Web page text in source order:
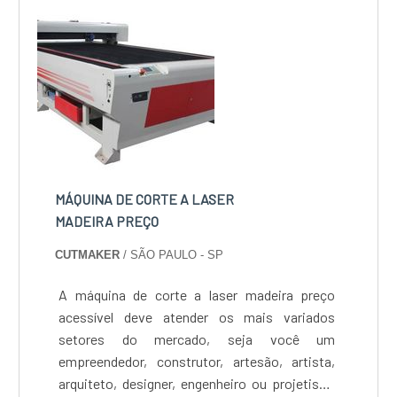
MÁQUINA DE CORTE A LASER
MADEIRA PREÇO
CUTMAKER/ SÃO PAULO - SP
A máquina de corte a laser madeira preço
acessível deve atender os mais variados
setores do mercado, seja você um
empreendedor, construtor, artesão, artista,
arquiteto, designer, engenheiro ou projetista,